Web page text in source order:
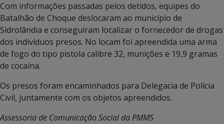
Com informações passadas pelos detidos, equipes do
Batalhão de Choque deslocaram ao município de
Sidrolândia e conseguiram localizar o fornecedor de drogas
dos indivíduos presos. No locam foi apreendida uma arma
de fogo do tipo pistola calibre 32, munições e 19,9 gramas
de cocaína.
Os presos foram encaminhados para Delegacia de Polícia
Civil, juntamente com os objetos apreendidos.
Assessoria de Comunicação Social da PMMS